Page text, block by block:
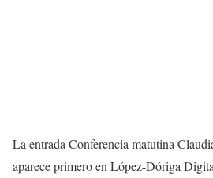
La entrada Conferencia matutina
aparece primero en López-Dóriga